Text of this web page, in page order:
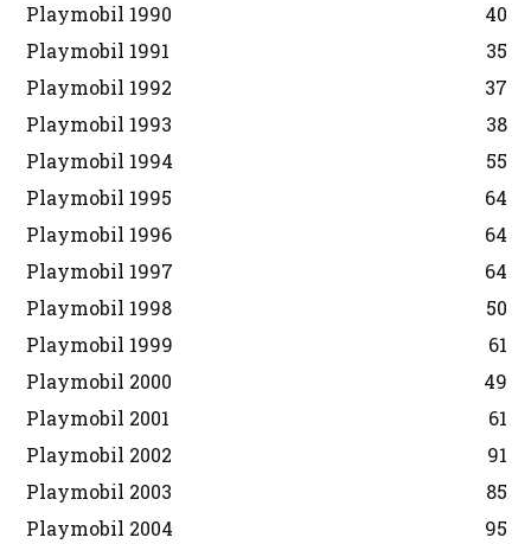
Playmobil 1990
40
Playmobil 1991
35
Playmobil 1992
37
Playmobil 1993
38
Playmobil 1994
55
Playmobil 1995
64
Playmobil 1996
64
Playmobil 1997
64
Playmobil 1998
50
Playmobil 1999
61
Playmobil 2000
49
Playmobil 2001
61
Playmobil 2002
91
Playmobil 2003
85
Playmobil 2004
95